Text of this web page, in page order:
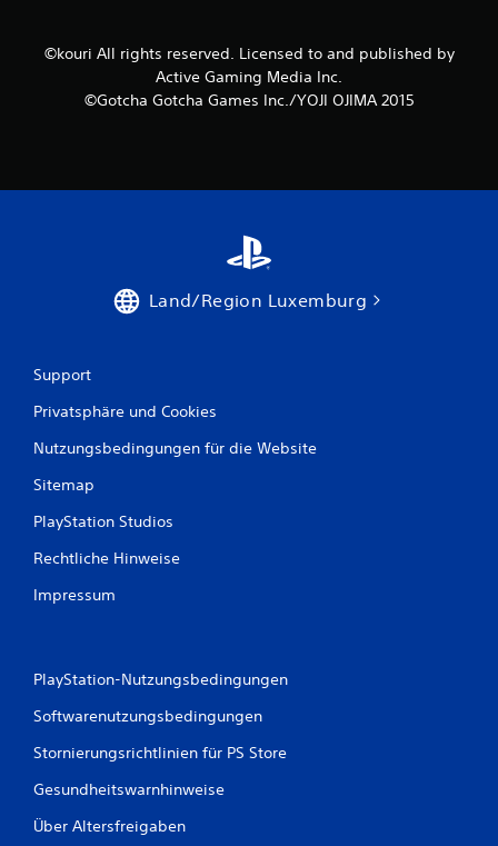
r
t
n
©kouri All rights reserved. Licensed to and published by
Active Gaming Media Inc.
©Gotcha Gotcha Games Inc./YOJI OJIMA 2015
Land/Region Luxemburg
Support
Privatsphäre und Cookies
Nutzungsbedingungen für die Website
Sitemap
PlayStation Studios
Rechtliche Hinweise
Impressum
PlayStation-Nutzungsbedingungen
Softwarenutzungsbedingungen
Stornierungsrichtlinien für PS Store
Gesundheitswarnhinweise
Über Altersfreigaben